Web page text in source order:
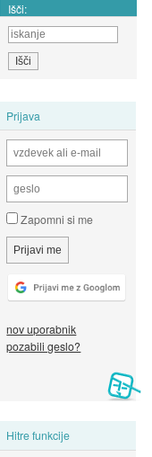
Išči:
Prijava
Zapomni si me
nov uporabnik
pozabili geslo?
Hitre funkcije